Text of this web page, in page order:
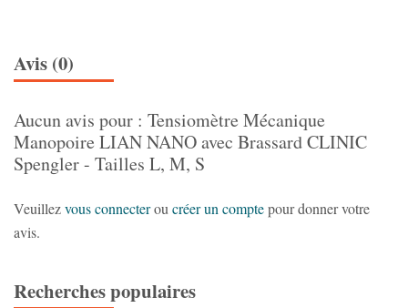
Avis (0)
Aucun avis pour : Tensiomètre Mécanique
Manopoire LIAN NANO avec Brassard CLINIC
Spengler - Tailles L, M, S
Veuillezvous connecterou créer un comptepour donner votre
avis.
Recherches populaires